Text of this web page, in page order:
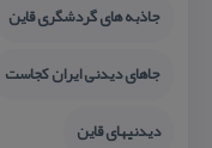
جاذبه های گردشگری قاین
جاهای دیدنی ایران كجاست
دیدنیهای قاین